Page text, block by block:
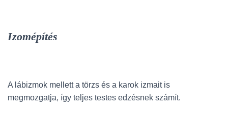
Izomépítés
A lábizmok mellett a törzs és a karok izmait is
megmozgatja, így teljes testes edzésnek számít.